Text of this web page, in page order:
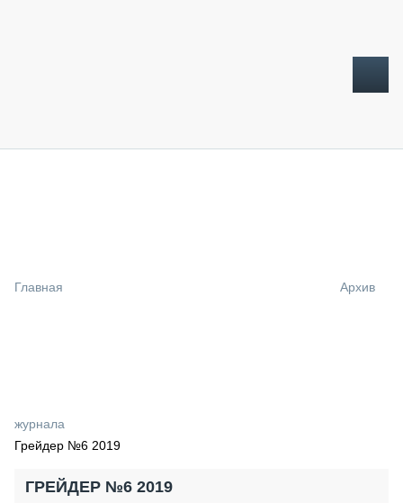
СПЕЦПРОЕКТЫ
СТАТЬИ ПО КАТЕГОРИЯМ ТЕХНИКИ
Главная Архив
журнала
Грейдер №6 2019
ГРЕЙДЕР №6 2019